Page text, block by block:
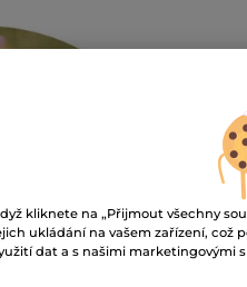
kliknete na „Přijmout všechny
ukládání na vašem zařízení, což
dat a s našimi marketingovými